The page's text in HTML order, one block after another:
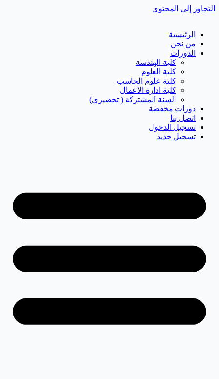
التجاوز إلى المحتوى
الرئيسية
من نحن
الدورات
كلية الهندسة
كلية العلوم
كلية علوم الحاسب
كلية ادارة الاعمال
السنة المشتركة ( تحضيرى)
دورات مخفضة
اتصل بنا
تسجيل الدخول
تسجيل جديد